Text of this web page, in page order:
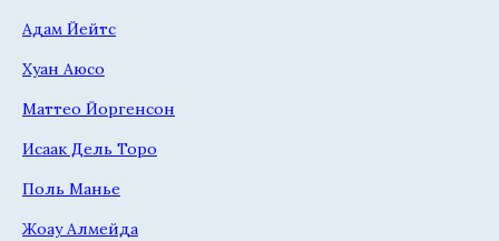
Адам Йейтс
Хуан Аюсо
Маттео Йоргенсон
Исаак Дель Торо
Поль Манье
Жоау Алмейда